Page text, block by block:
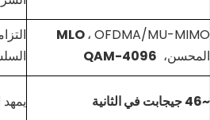
MLO، OFDMA/MU-MIMO
المحسن، 4096-QAM
~46 جيجابت في الثانية